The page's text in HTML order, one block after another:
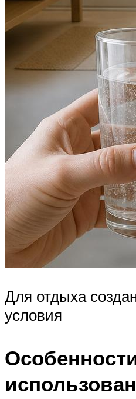
Для отдыха
условия